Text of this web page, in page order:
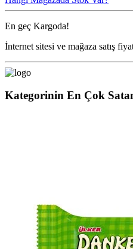
En geç Kargoda!
İnternet sitesi ve mağaza satış
Kategorinin En Çok